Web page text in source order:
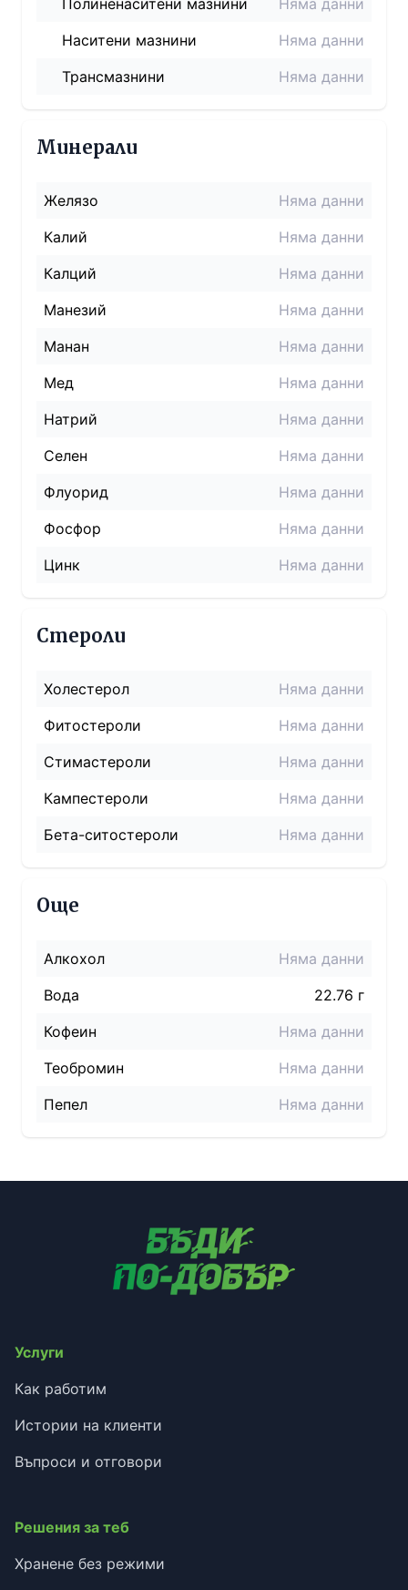
Полиненаситени мазнини
Няма данни
Наситени мазнини
Няма данни
Трансмазнини
Няма данни
Минерали
Желязо
Няма данни
Калий
Няма данни
Калций
Няма данни
Манезий
Няма данни
Манан
Няма данни
Мед
Няма данни
Натрий
Няма данни
Селен
Няма данни
Флуорид
Няма данни
Фосфор
Няма данни
Цинк
Няма данни
Стероли
Холестерол
Няма данни
Фитостероли
Няма данни
Стимастероли
Няма данни
Кампестероли
Няма данни
Бета-ситостероли
Няма данни
Още
Алкохол
Няма данни
Вода
22.76 г
Кофеин
Няма данни
Теобромин
Няма данни
Пепел
Няма данни
Услуги
Как работим
Истории на клиенти
Въпроси и отговори
Решения за теб
Хранене без режими